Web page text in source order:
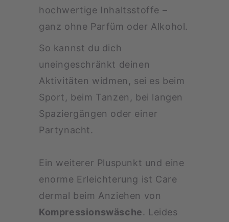
hochwertige Inhaltsstoffe –
ganz ohne Parfüm oder Alkohol.
So kannst du dich
uneingeschränkt deinen
Aktivitäten widmen, sei es beim
Sport, beim Tanzen, bei langen
Spaziergängen oder einer
Partynacht.
Ein weiterer Pluspunkt und eine
enorme Erleichterung ist Care
dermal beim Anziehen von
Kompressionswäsche. Leides